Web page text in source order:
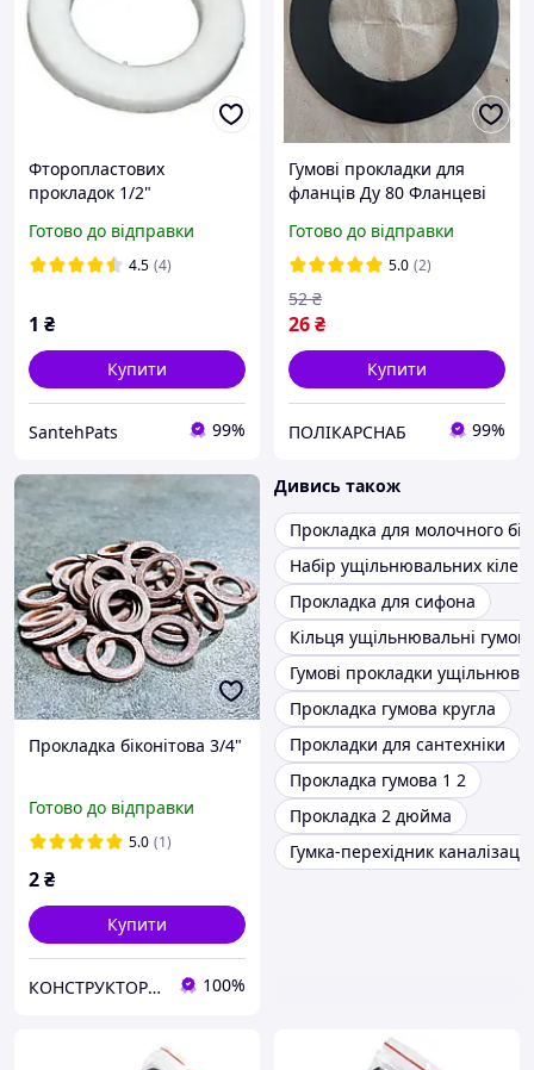
Фторопластових
прокладок 1/2"
Готово до відправки
4.5 (4)
1 ₴
Купити
SantehPats 99%
Гумові прокладки для
фланців Ду 80 Фланцеві
Ущільнювальні гумові
прокладки
Готово до відправки
5.0 (2)
26₴
52 ₴
Купити
ПОЛІКАРСНАБ 99%
Прокладка біконітова 3/4"
Готово до відправки
5.0 (1)
2₴
Купити
КОНСТРУКТОР онлайн-магазин 100%
Дивись також
Прокладка для молочного
Набір ущільнювальних
Прокладка для сифона
Кільця ущільнювальні гумові
Гумові прокладки
Прокладка гумова кругла
Прокладки для сантехніки
Прокладка гумова 1 2
Прокладка 2 дюйма
Гумка-перехідник